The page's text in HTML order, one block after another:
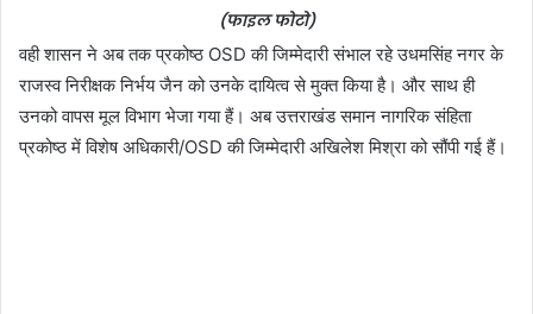
(फाइल फोटो)
वही शासन ने अब तक प्रकोष्ठ OSD की जिम्मेदारी संभाल रहे उधमसिंह नगर के
राजस्व निरीक्षक निर्भय जैन को उनके दायित्व से मुक्त किया है। और साथ ही
उनको वापस मूल विभाग भेजा गया हैं। अब उत्तराखंड समान नागरिक संहिता
प्रकोष्ठ में विशेष अधिकारी/OSD की जिम्मेदारी अखिलेश मिश्रा को सौंपी गई हैं।